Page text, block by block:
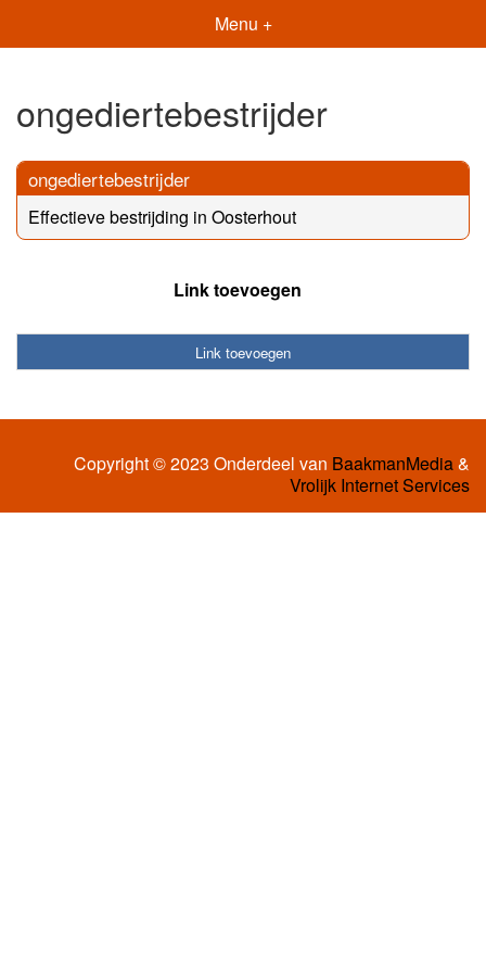
Menu +
ongediertebestrijder
ongediertebestrijder
Effectieve bestrijding in Oosterhout
Link toevoegen
Link toevoegen
Copyright © 2023 Onderdeel van BaakmanMedia&
Vrolijk Internet Services